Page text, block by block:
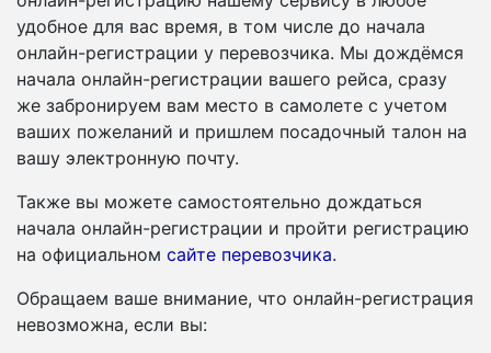
удобное для вас время, в том числе до начала
онлайн-регистрации у перевозчика. Мы дождёмся
начала онлайн-регистрации вашего рейса, сразу
же забронируем вам место в самолете с учетом
ваших пожеланий и пришлем посадочный талон на
вашу электронную почту.
Также вы можете самостоятельно дождаться
начала онлайн-регистрации и пройти регистрацию
на официальном сайте перевозчика.
Обращаем ваше внимание, что онлайн-регистрация
невозможна, если вы: